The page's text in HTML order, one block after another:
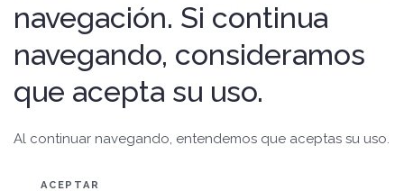
navegación. Si continua
navegando, consideramos
que acepta su uso.
Al continuar navegando, entendemos que aceptas su uso.
ACEPTAR